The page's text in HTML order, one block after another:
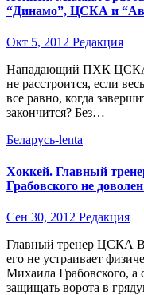
“Динамо”, ЦСКА и
Окт 5, 2012 Редакция
Нападающий ПХК ЦСКА
не расстроится, если
все равно, когда
закончится? Без…
Беларусь-lenta
Хоккей. Главный
Грабовского не
Сен 30, 2012 Редакция
Главный тренер ЦСКА
его не устраивает
Михаила Грабовского, а
защищать ворота в